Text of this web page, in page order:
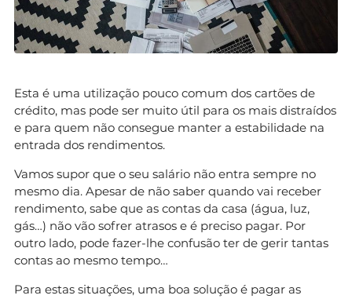
Esta é uma utilização pouco comum dos cartões de
crédito, mas pode ser muito útil para os mais distraídos
e para quem não consegue manter a estabilidade na
entrada dos rendimentos.
Vamos supor que o seu salário não entra sempre no
mesmo dia. Apesar de não saber quando vai receber
rendimento, sabe que as contas da casa (água, luz,
gás…) não vão sofrer atrasos e é preciso pagar. Por
outro lado, pode fazer-lhe confusão ter de gerir tantas
contas ao mesmo tempo…
Para estas situações, uma boa solução é pagar as